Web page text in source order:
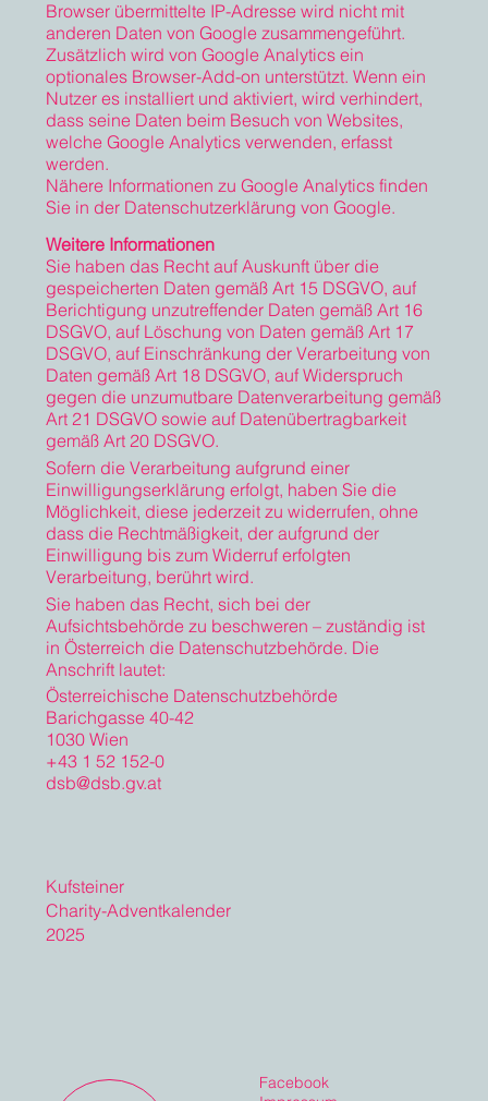
Browser übermittelte IP-Adresse wird nicht mit
anderen Daten von Google zusammengeführt.
Zusätzlich wird von Google Analytics ein
optionales Browser-Add-on unterstützt. Wenn ein
Nutzer es installiert und aktiviert, wird verhindert,
dass seine Daten beim Besuch von Websites,
welche Google Analytics verwenden, erfasst
werden.
Nähere Informationen zu Google Analytics finden
Sie in der Datenschutzerklärung von Google.
Weitere Informationen
Sie haben das Recht auf Auskunft über die
gespeicherten Daten gemäß Art 15 DSGVO, auf
Berichtigung unzutreffender Daten gemäß Art 16
DSGVO, auf Löschung von Daten gemäß Art 17
DSGVO, auf Einschränkung der Verarbeitung von
Daten gemäß Art 18 DSGVO, auf Widerspruch
gegen die unzumutbare Datenverarbeitung gemäß
Art 21 DSGVO sowie auf Datenübertragbarkeit
gemäß Art 20 DSGVO.
Sofern die Verarbeitung aufgrund einer
Einwilligungserklärung erfolgt, haben Sie die
Möglichkeit, diese jederzeit zu widerrufen, ohne
dass die Rechtmäßigkeit, der aufgrund der
Einwilligung bis zum Widerruf erfolgten
Verarbeitung, berührt wird.
Sie haben das Recht, sich bei der
Aufsichtsbehörde zu beschweren – zuständig ist
in Österreich die Datenschutzbehörde. Die
Anschrift lautet:
Österreichische Datenschutzbehörde
Barichgasse 40-42
1030 Wien
+43 1 52 152-0
dsb@dsb.gv.at
Kufsteiner
Charity-Adventkalender
2025
Facebook